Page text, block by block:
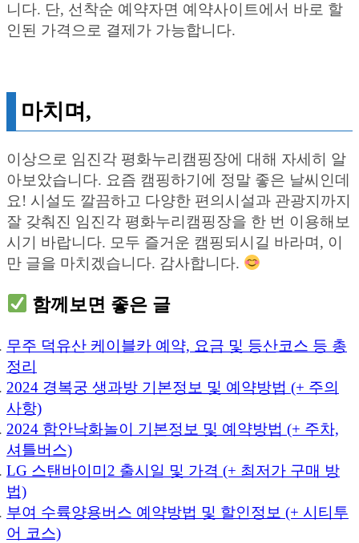
니다. 단, 선착순 예약자면 예약사이트에서 바로 할
인된 가격으로 결제가 가능합니다.
마치며,
이상으로 임진각 평화누리캠핑장에 대해 자세히 알
아보았습니다. 요즘 캠핑하기에 정말 좋은 날씨인데
요! 시설도 깔끔하고 다양한 편의시설과 관광지까지
잘 갖춰진 임진각 평화누리캠핑장을 한 번 이용해보
시기 바랍니다. 모두 즐거운 캠핑되시길 바라며, 이
만 글을 마치겠습니다. 감사합니다.
함께보면 좋은 글
무주 덕유산 케이블카 예약, 요금 및 등산코스 등 총
정리
2024 경복궁 생과방 기본정보 및 예약방법 (+ 주의
사항)
2024 함안낙화놀이 기본정보 및 예약방법 (+ 주차,
셔틀버스)
LG 스탠바이미2 출시일 및 가격 (+ 최저가 구매 방
법)
부여 수륙양용버스 예약방법 및 할인정보 (+ 시티투
어 코스)